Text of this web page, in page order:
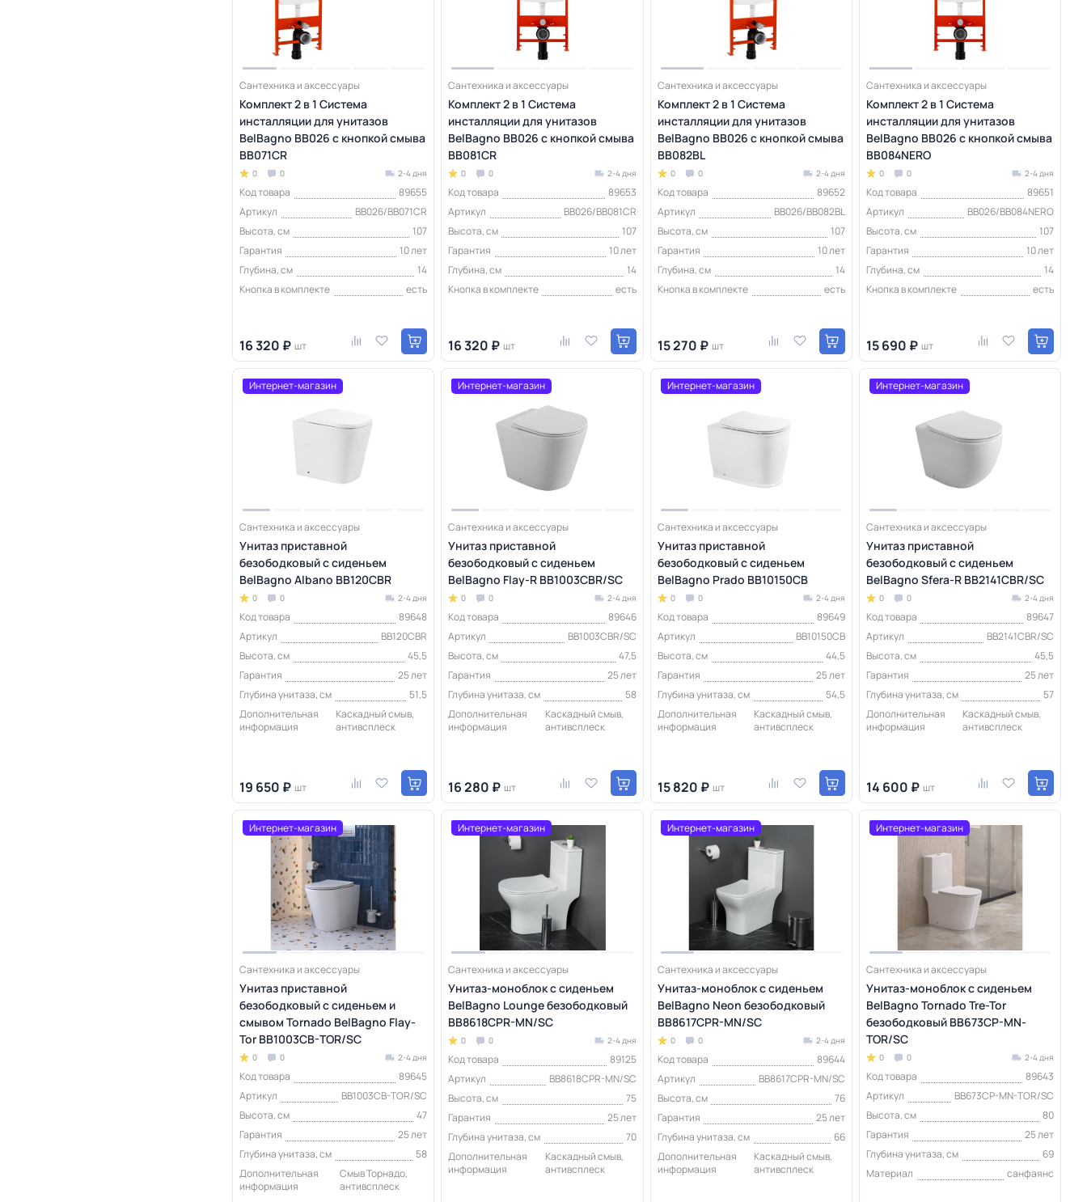
Сантехника и аксессуары
Комплект 2 в 1 Система
инсталляции для унитазов
BelBagno BB026 с кнопкой смыва
BB071CR
0 0 2-4 дня
Код товара
89655
Артикул
BB026/BB071CR
Высота, см
107
Гарантия
10 лет
Глубина, см
14
Кнопка в комплекте
есть
16 320 ₽ шт
Сантехника и аксессуары
Комплект 2 в 1 Система
инсталляции для унитазов
BelBagno BB026 с кнопкой смыва
BB081CR
0 0 2-4 дня
Код товара
89653
Артикул
BB026/BB081CR
Высота, см
107
Гарантия
10 лет
Глубина, см
14
Кнопка в комплекте
есть
16 320 ₽ шт
Сантехника и аксессуары
Комплект 2 в 1 Система
инсталляции для унитазов
BelBagno BB026 с кнопкой смыва
BB082BL
0 0 2-4 дня
Код товара
89652
Артикул
BB026/BB082BL
Высота, см
107
Гарантия
10 лет
Глубина, см
14
Кнопка в комплекте
есть
15 270 ₽ шт
Сантехника и аксессуары
Комплект 2 в 1 Система
инсталляции для унитазов
BelBagno BB026 с кнопкой смыва
BB084NERO
0 0 2-4 дня
Код товара
89651
Артикул
BB026/BB084NERO
Высота, см
107
Гарантия
10 лет
Глубина, см
14
Кнопка в комплекте
есть
15 690 ₽ шт
Интернет-магазин
Сантехника и аксессуары
Унитаз приставной
безободковый с сиденьем
BelBagno Albano BB120CBR
0 0 2-4 дня
Код товара
89648
Артикул
BB120CBR
Высота, см
45,5
Гарантия
25 лет
Глубина унитаза, см
51,5
Дополнительная
информация
Каскадный смыв,
антивсплеск
19 650 ₽ шт
Интернет-магазин
Сантехника и аксессуары
Унитаз приставной
безободковый с сиденьем
BelBagno Flay-R BB1003CBR/SC
0 0 2-4 дня
Код товара
89646
Артикул
BB1003CBR/SC
Высота, см
47,5
Гарантия
25 лет
Глубина унитаза, см
58
Дополнительная
информация
Каскадный смыв,
антивсплеск
16 280 ₽ шт
Интернет-магазин
Сантехника и аксессуары
Унитаз приставной
безободковый с сиденьем
BelBagno Prado BB10150CB
0 0 2-4 дня
Код товара
89649
Артикул
BB10150CB
Высота, см
44,5
Гарантия
25 лет
Глубина унитаза, см
54,5
Дополнительная
информация
Каскадный смыв,
антивсплеск
15 820 ₽ шт
Интернет-магазин
Сантехника и аксессуары
Унитаз приставной
безободковый с сиденьем
BelBagno Sfera-R BB2141CBR/SC
0 0 2-4 дня
Код товара
89647
Артикул
BB2141CBR/SC
Высота, см
45,5
Гарантия
25 лет
Глубина унитаза, см
57
Дополнительная
информация
Каскадный смыв,
антивсплеск
14 600 ₽ шт
Интернет-магазин
Сантехника и аксессуары
Унитаз приставной
безободковый с сиденьем и
смывом Tornado BelBagno Flay-
Tor BB1003CB-TOR/SC
0 0 2-4 дня
Код товара
89645
Артикул
BB1003CB-TOR/SC
Высота, см
47
Гарантия
25 лет
Глубина унитаза, см
58
Дополнительная
информация
Смыв Торнадо,
антивсплеск
Интернет-магазин
Сантехника и аксессуары
Унитаз-моноблок с сиденьем
BelBagno Lounge безободковый
BB8618CPR-MN/SC
0 0 2-4 дня
Код товара
89125
Артикул
BB8618CPR-MN/SC
Высота, см
75
Гарантия
25 лет
Глубина унитаза, см
70
Дополнительная
информация
Каскадный смыв,
антивсплеск
Интернет-магазин
Сантехника и аксессуары
Унитаз-моноблок с сиденьем
BelBagno Neon безободковый
BB8617CPR-MN/SC
0 0 2-4 дня
Код товара
89644
Артикул
BB8617CPR-MN/SC
Высота, см
76
Гарантия
25 лет
Глубина унитаза, см
66
Дополнительная
информация
Каскадный смыв,
антивсплеск
Интернет-магазин
Сантехника и аксессуары
Унитаз-моноблок с сиденьем
BelBagno Tornado Tre-Tor
безободковый BB673CP-MN-
TOR/SC
0 0 2-4 дня
Код товара
89643
Артикул
BB673CP-MN-TOR/SC
Высота, см
80
Гарантия
25 лет
Глубина унитаза, см
69
Материал
санфаянс